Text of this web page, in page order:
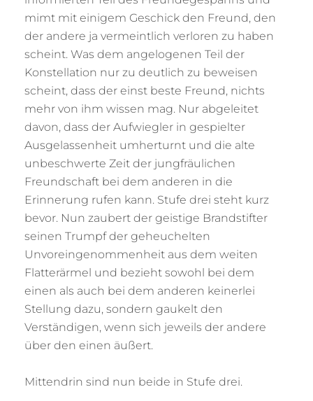
mimt mit einigem Geschick den Freund, den
der andere ja vermeintlich verloren zu haben
scheint. Was dem angelogenen Teil der
Konstellation nur zu deutlich zu beweisen
scheint, dass der einst beste Freund, nichts
mehr von ihm wissen mag. Nur abgeleitet
davon, dass der Aufwiegler in gespielter
Ausgelassenheit umherturnt und die alte
unbeschwerte Zeit der jungfräulichen
Freundschaft bei dem anderen in die
Erinnerung rufen kann. Stufe drei steht kurz
bevor. Nun zaubert der geistige Brandstifter
seinen Trumpf der geheuchelten
Unvoreingenommenheit aus dem weiten
Flatterärmel und bezieht sowohl bei dem
einen als auch bei dem anderen keinerlei
Stellung dazu, sondern gaukelt den
Verständigen, wenn sich jeweils der andere
über den einen äußert.
Mittendrin sind nun beide in Stufe drei.